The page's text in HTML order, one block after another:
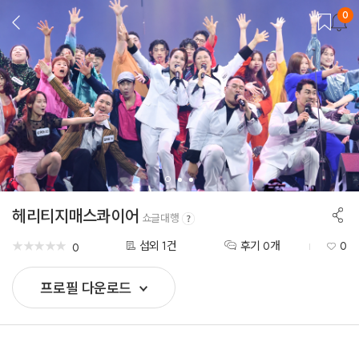
뒤
로
가
기
0
헤리티지매스콰이어 쇼글대행
★★★★★
★★★★★ 0 섭외 1건 후기 0개 0
프로필 다운로드
공
유
기